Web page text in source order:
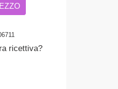
ricettiva?